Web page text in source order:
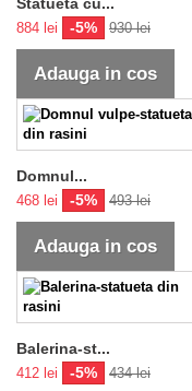
884 lei -5% 930 lei
Adauga in cos
Domnul...
468 lei -5% 493 lei
Adauga in cos
Balerina-st...
412 lei -5% 434 lei